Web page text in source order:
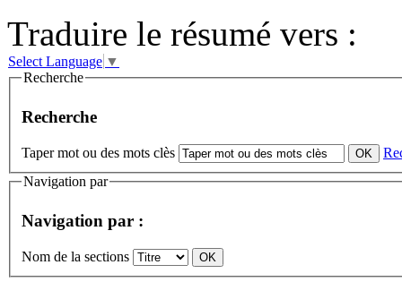
Traduire le résumé vers :
Select Language ▼
Recherche
Recherche
Taper mot ou des mots clès
Navigation par
Navigation par :
Nom de la sections